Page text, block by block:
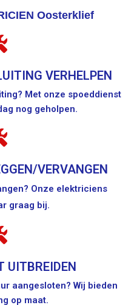
Oosterklief
VERHELPEN
Met onze spoeddienst
nog geholpen.
VERVANGEN
Onze elektriciens
graag bij.
UITBREIDEN
aangesloten? Wij bieden
op maat.